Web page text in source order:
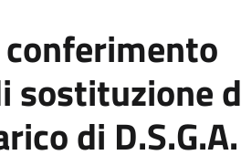
sostituzione
di D.S.G.A.